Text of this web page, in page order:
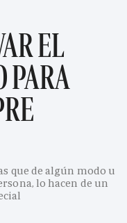
EL
PARA
que de algún modo u
lo hacen de un